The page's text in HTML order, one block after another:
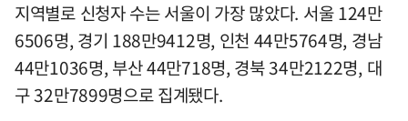
지역별로 신청자 수는 서울이 가장 많았다. 서울 124만
6506명, 경기 188만9412명, 인천 44만5764명, 경남
44만1036명, 부산 44만718명, 경북 34만2122명, 대
구 32만7899명으로 집계됐다.